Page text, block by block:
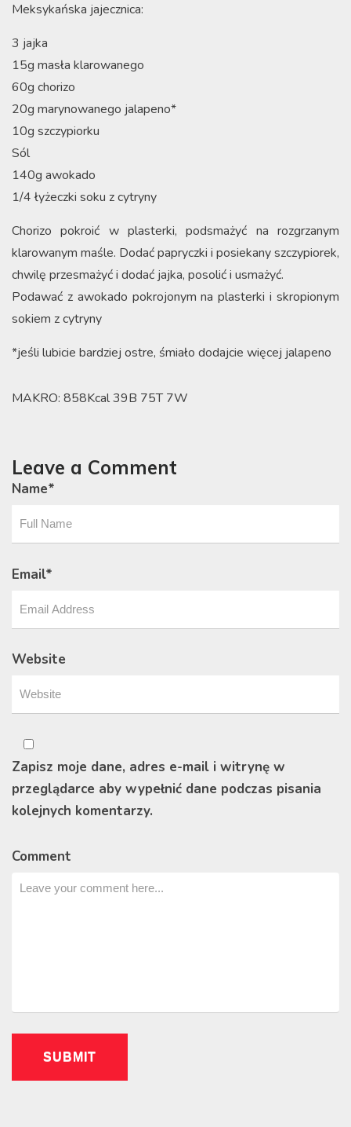
Meksykańska jajecznica:
3 jajka
15g masła klarowanego
60g chorizo
20g marynowanego jalapeno*
10g szczypiorku
Sól
140g awokado
1/4 łyżeczki soku z cytryny
Chorizo pokroić w plasterki, podsmażyć na rozgrzanym
klarowanym maśle. Dodać papryczki i posiekany szczypiorek,
chwilę przesmażyć i dodać jajka, posolić i usmażyć.
Podawać z awokado pokrojonym na plasterki i skropionym
sokiem z cytryny
*jeśli lubicie bardziej ostre, śmiało dodajcie więcej jalapeno
MAKRO: 858Kcal 39B 75T 7W
Leave a Comment
Name*
Email*
Website
Zapisz moje dane, adres e-mail i witrynę w
przeglądarce aby wypełnić dane podczas pisania
kolejnych komentarzy.
Comment